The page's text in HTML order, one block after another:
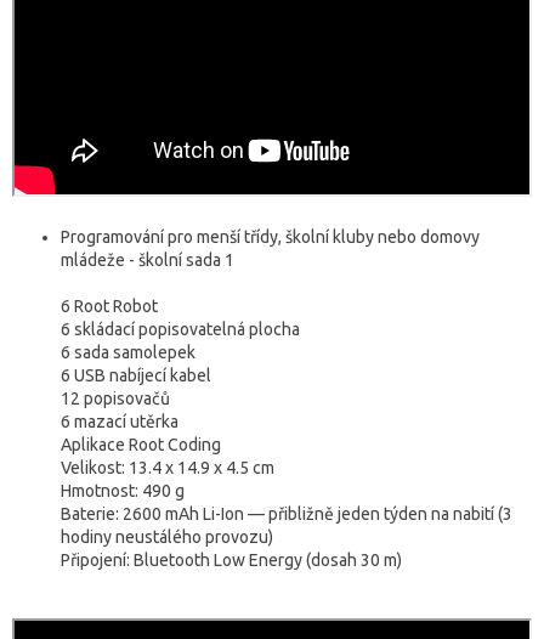
Programování pro menší třídy, školní kluby nebo domovy
mládeže - školní sada 1
6 Root Robot
6 skládací popisovatelná plocha
6 sada samolepek
6 USB nabíjecí kabel
12 popisovačů
6 mazací utěrka
Aplikace Root Coding
Velikost: 13.4 x 14.9 x 4.5 cm
Hmotnost: 490 g
Baterie: 2600 mAh Li-Ion — přibližně jeden týden na nabití (3
hodiny neustálého provozu)
Připojení: Bluetooth Low Energy (dosah 30 m)